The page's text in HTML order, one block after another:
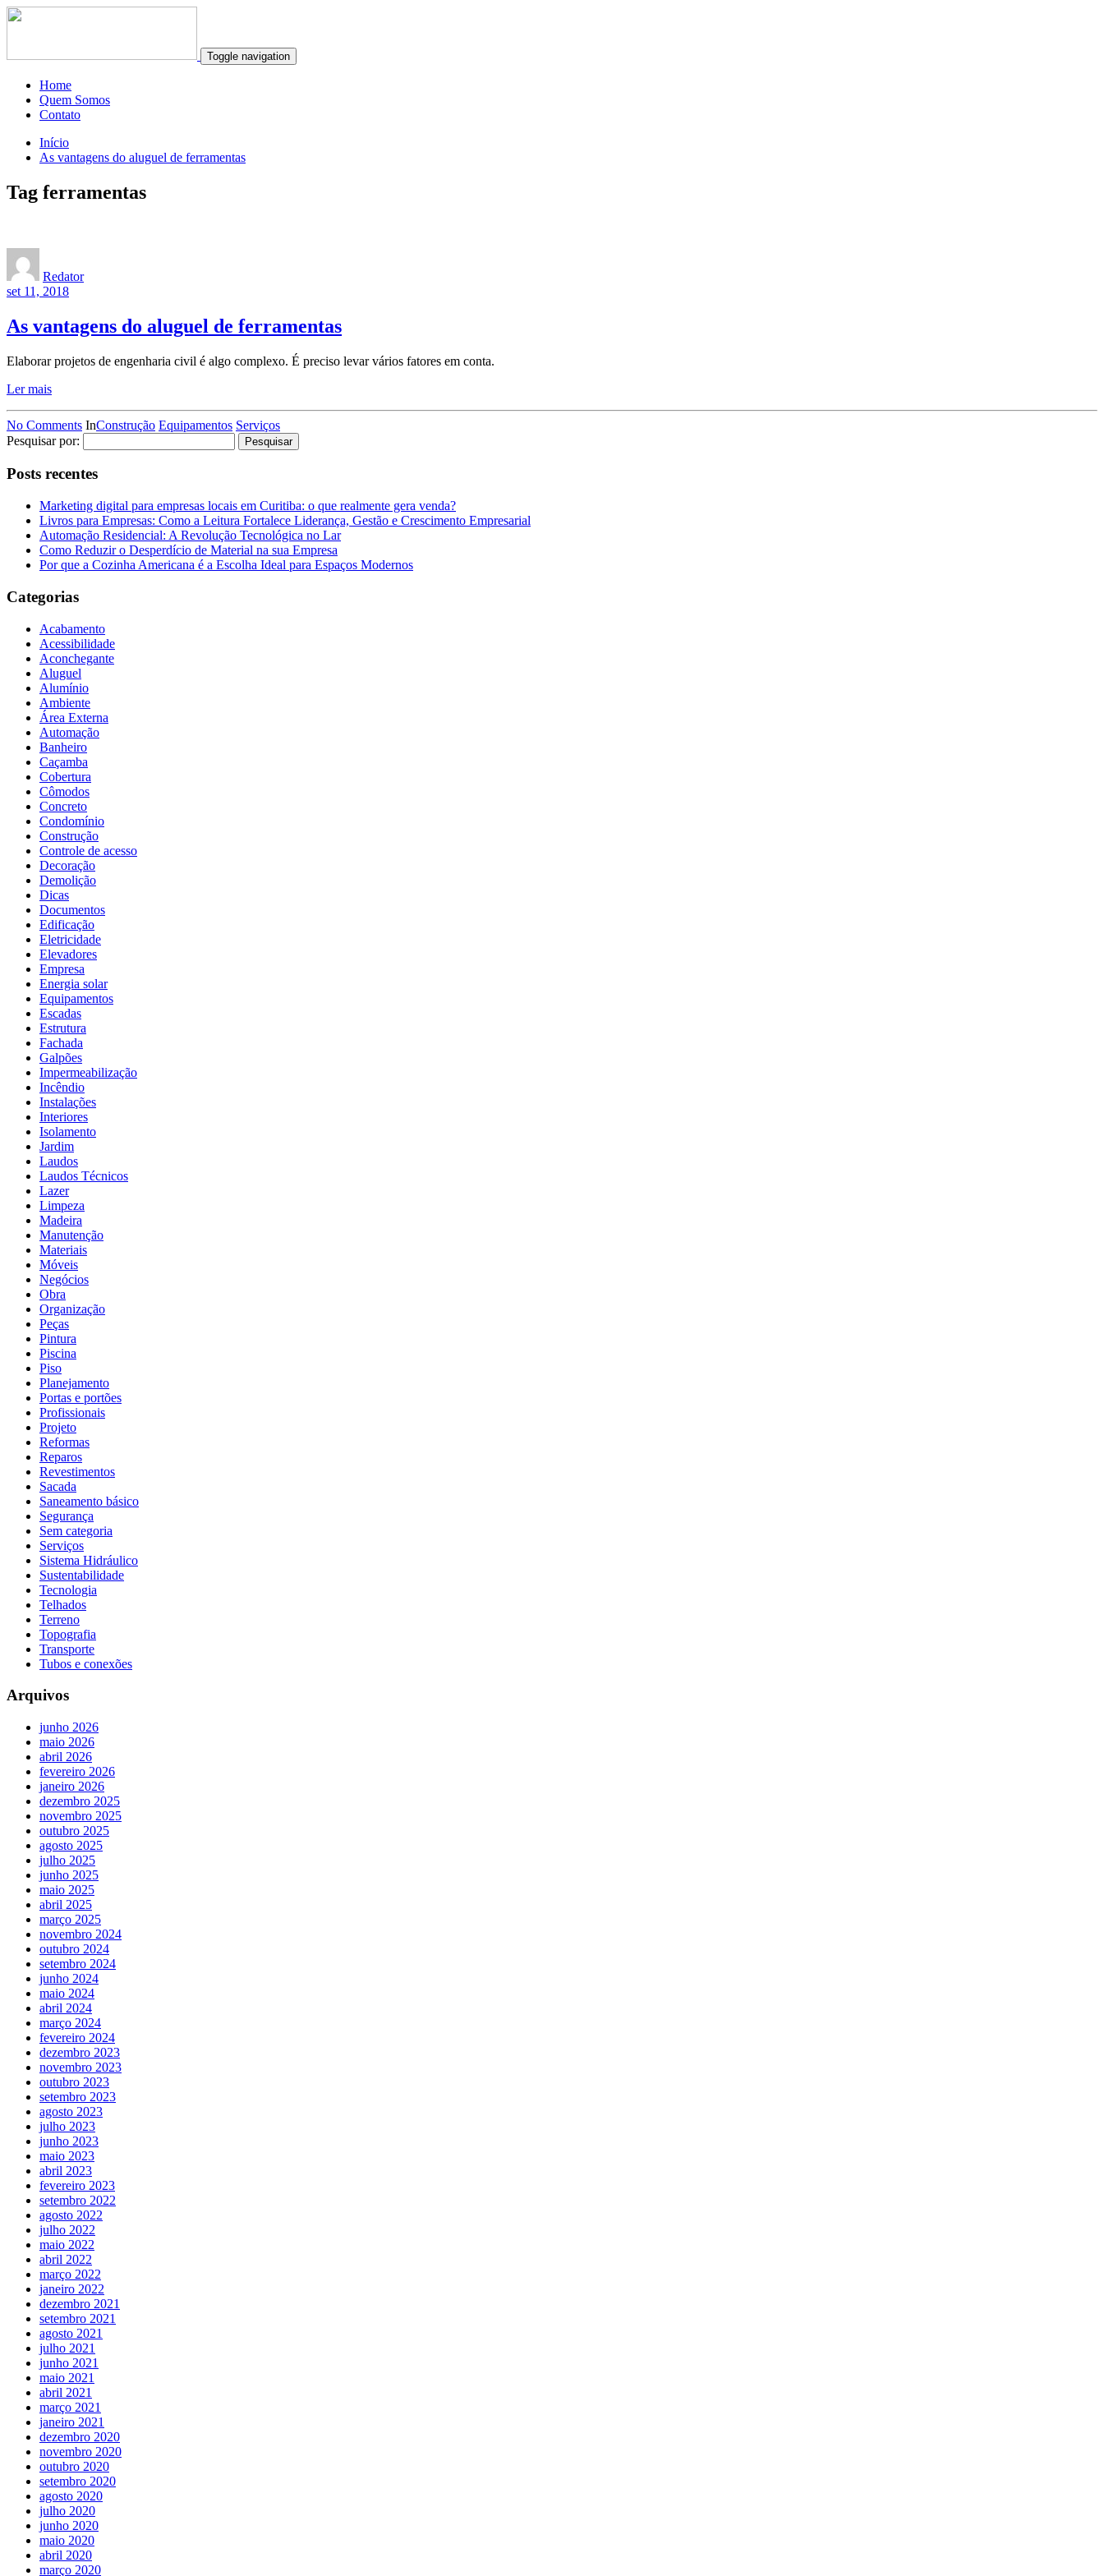
Toggle navigation
Home
Quem Somos
Contato
Início
As vantagens do aluguel de ferramentas
Tag ferramentas
Redator
set 11, 2018
As vantagens do aluguel de ferramentas
Elaborar projetos de engenharia civil é algo complexo. É preciso levar vários fatores em conta.
Ler mais
No Comments InConstrução Equipamentos Serviços
Pesquisar por:
Posts recentes
Marketing digital para empresas locais em Curitiba: o que realmente gera venda?
Livros para Empresas: Como a Leitura Fortalece Liderança, Gestão e Crescimento Empresarial
Automação Residencial: A Revolução Tecnológica no Lar
Como Reduzir o Desperdício de Material na sua Empresa
Por que a Cozinha Americana é a Escolha Ideal para Espaços Modernos
Categorias
Acabamento
Acessibilidade
Aconchegante
Aluguel
Alumínio
Ambiente
Área Externa
Automação
Banheiro
Caçamba
Cobertura
Cômodos
Concreto
Condomínio
Construção
Controle de acesso
Decoração
Demolição
Dicas
Documentos
Edificação
Eletricidade
Elevadores
Empresa
Energia solar
Equipamentos
Escadas
Estrutura
Fachada
Galpões
Impermeabilização
Incêndio
Instalações
Interiores
Isolamento
Jardim
Laudos
Laudos Técnicos
Lazer
Limpeza
Madeira
Manutenção
Materiais
Móveis
Negócios
Obra
Organização
Peças
Pintura
Piscina
Piso
Planejamento
Portas e portões
Profissionais
Projeto
Reformas
Reparos
Revestimentos
Sacada
Saneamento básico
Segurança
Sem categoria
Serviços
Sistema Hidráulico
Sustentabilidade
Tecnologia
Telhados
Terreno
Topografia
Transporte
Tubos e conexões
Arquivos
junho 2026
maio 2026
abril 2026
fevereiro 2026
janeiro 2026
dezembro 2025
novembro 2025
outubro 2025
agosto 2025
julho 2025
junho 2025
maio 2025
abril 2025
março 2025
novembro 2024
outubro 2024
setembro 2024
junho 2024
maio 2024
abril 2024
março 2024
fevereiro 2024
dezembro 2023
novembro 2023
outubro 2023
setembro 2023
agosto 2023
julho 2023
junho 2023
maio 2023
abril 2023
fevereiro 2023
setembro 2022
agosto 2022
julho 2022
maio 2022
abril 2022
março 2022
janeiro 2022
dezembro 2021
setembro 2021
agosto 2021
julho 2021
junho 2021
maio 2021
abril 2021
março 2021
janeiro 2021
dezembro 2020
novembro 2020
outubro 2020
setembro 2020
agosto 2020
julho 2020
junho 2020
maio 2020
abril 2020
março 2020